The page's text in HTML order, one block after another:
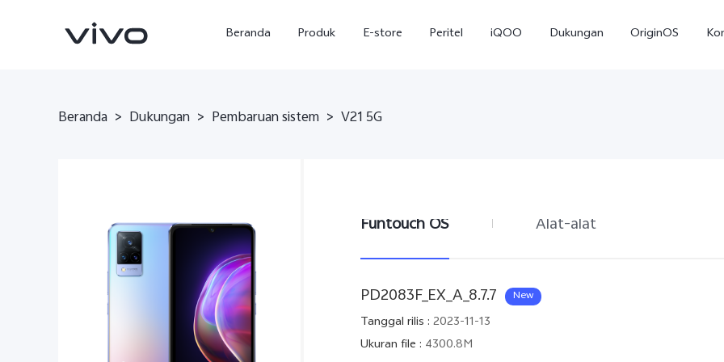
Beranda Produk E-store Peritel iQOO Dukungan OriginOS
Y500 X300 Ultra
Beranda > Dukungan > Pembaruan sistem > V21 5G
Funtouch OS Alat-alat
PD2083F_EX_A_8.7.7 New
Tanggal rilis : 2023-11-13
Ukuran file : 4300.8M